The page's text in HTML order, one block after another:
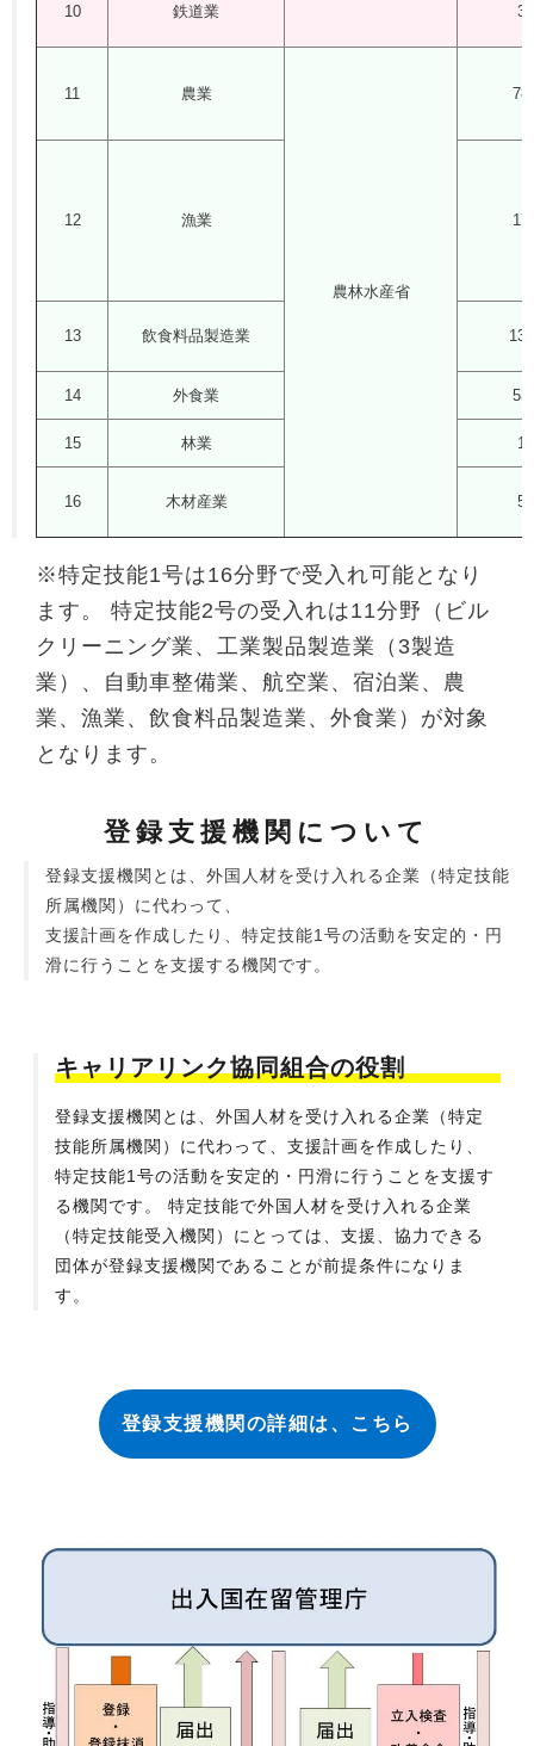
10 鉄道業
11 農業
農林水産省
12 漁業
13 飲食料品製造業
14 外食業
15 林業
16 木材産業
※特定技能1号は16分野で受入れ可能となり
ます。 特定技能2号の受入れは11分野（ビル
クリーニング業、工業製品製造業（3製造
業）、自動車整備業、航空業、宿泊業、農
業、漁業、飲食料品製造業、外食業）が対象
となります。
登録支援機関について
登録支援機関とは、外国人材を受け入れる企業（特定技能
所属機関）に代わって、
支援計画を作成したり、特定技能1号の活動を安定的・円
滑に行うことを支援する機関です。
キャリアリンク協同組合の役割
登録支援機関とは、外国人材を受け入れる企業（特定
技能所属機関）に代わって、支援計画を作成したり、
特定技能1号の活動を安定的・円滑に行うことを支援す
る機関です。 特定技能で外国人材を受け入れる企業
（特定技能受入機関）にとっては、支援、協力できる
団体が登録支援機関であることが前提条件になりま
す。
登録支援機関の詳細は、こちら